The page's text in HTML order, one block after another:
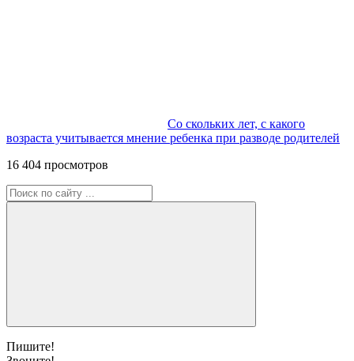
Со скольких лет, с какого
возраста учитывается мнение ребенка при разводе родителей
16 404 просмотров
Пишите!